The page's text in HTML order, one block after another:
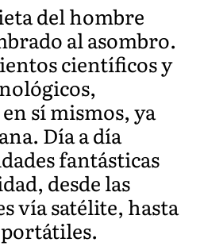
del hombre
al asombro.
científicos y
sí mismos, ya
Día a día
fantásticas
desde las
vía satélite, hasta